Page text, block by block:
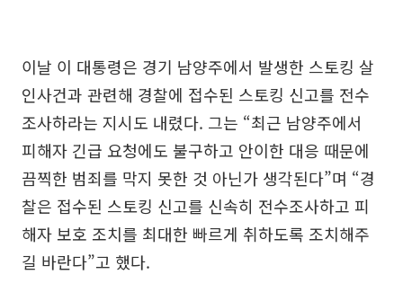
이날 이 대통령은 경기 남양주에서 발생한 스토킹 살
인사건과 관련해 경찰에 접수된 스토킹 신고를 전수
조사하라는 지시도 내렸다. 그는 “최근 남양주에서
피해자 긴급 요청에도 불구하고 안이한 대응 때문에
끔찍한 범죄를 막지 못한 것 아닌가 생각된다”며 “경
찰은 접수된 스토킹 신고를 신속히 전수조사하고 피
해자 보호 조치를 최대한 빠르게 취하도록 조치해주
길 바란다”고 했다.